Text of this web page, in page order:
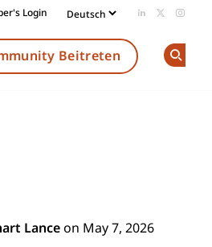
Login Add us on
Follow
Beitreten
Lance on May 7, 2026